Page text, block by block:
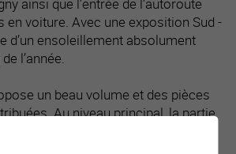
en voiture. Avec une exposition Sud -
d’un ensoleillement absolument
l’année.
un beau volume et des pièces
Au niveau principal, la partie
repas et séjour) ainsi que la
sur une terrasse couverte